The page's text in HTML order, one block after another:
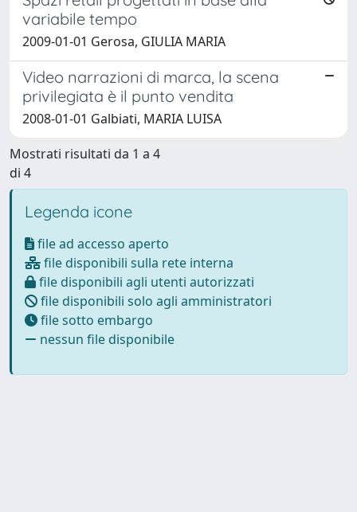
variabile tempo
2009-01-01 Gerosa, GIULIA MARIA
Video narrazioni di marca, la scena
privilegiata è il punto vendita
2008-01-01 Galbiati, MARIA LUISA
Mostrati risultati da 1 a 4
di 4
Legenda icone
file ad accesso aperto
file disponibili sulla rete interna
file disponibili agli utenti autorizzati
file disponibili solo agli amministratori
file sotto embargo
nessun file disponibile